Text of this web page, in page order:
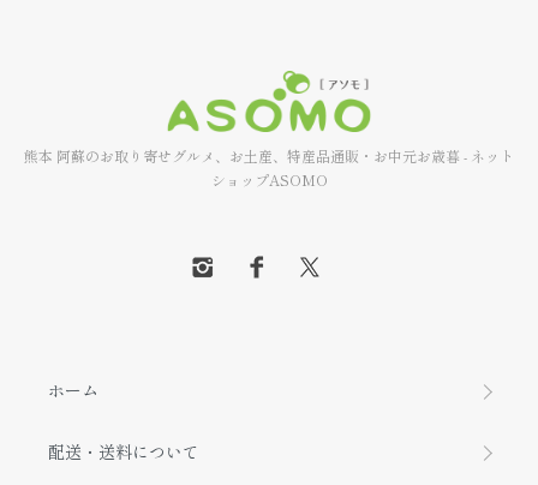
熊本 阿蘇のお取り寄せグルメ、お土産、特産品通販・お中元お歳暮 - ネット
ショップASOMO
ホーム
配送・送料について